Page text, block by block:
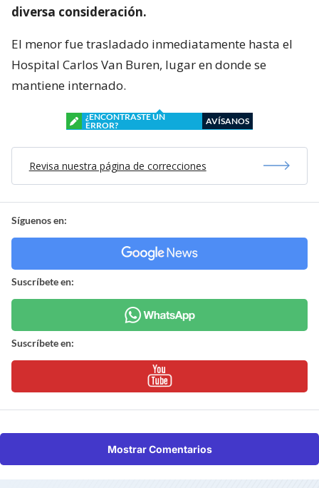
diversa consideración.
El menor fue trasladado inmediatamente hasta el
Hospital Carlos Van Buren, lugar en donde se
mantiene internado.
¿ENCONTRASTE UN
ERROR?
AVÍSANOS
Revisa nuestra página de correcciones
Síguenos en:
Suscríbete en:
Suscríbete en:
Mostrar Comentarios